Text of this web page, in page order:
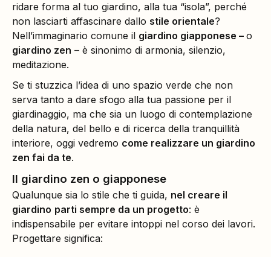
ridare forma al tuo giardino, alla tua “isola”, perché
non lasciarti affascinare dallo stile orientale?
Nell’immaginario comune il giardino giapponese – o
giardino zen – è sinonimo di armonia, silenzio,
meditazione.
Se ti stuzzica l’idea di uno spazio verde che non
serva tanto a dare sfogo alla tua passione per il
giardinaggio, ma che sia un luogo di contemplazione
della natura, del bello e di ricerca della tranquillità
interiore, oggi vedremo come realizzare un giardino
zen fai da te.
Il giardino zen o giapponese
Qualunque sia lo stile che ti guida, nel creare il
giardino parti sempre da un progetto: è
indispensabile per evitare intoppi nel corso dei lavori.
Progettare significa: